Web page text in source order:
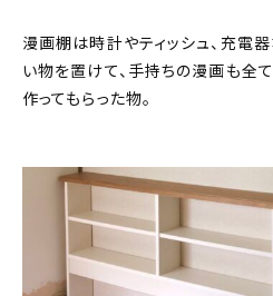
漫画棚は時計やティッシュ、充電器
い物を置けて、手持ちの漫画も全
作ってもらった物。